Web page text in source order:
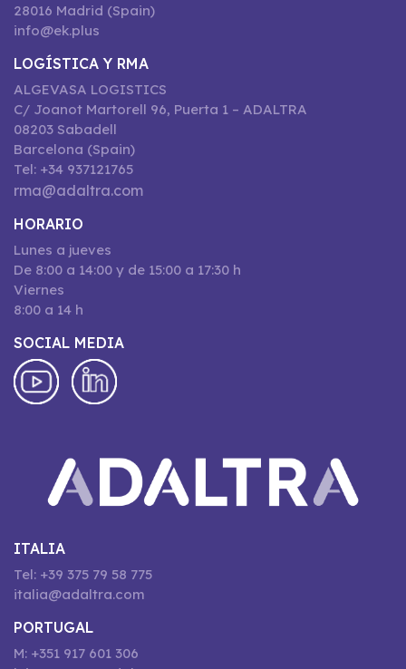
28016 Madrid (Spain)
info@ek.plus
LOGÍSTICA Y RMA
ALGEVASA LOGISTICS
C/ Joanot Martorell 96, Puerta 1 – ADALTRA
08203 Sabadell
Barcelona (Spain)
Tel: +34 937121765
rma@adaltra.com
HORARIO
Lunes a jueves
De 8:00 a 14:00 y de 15:00 a 17:30 h
Viernes
8:00 a 14 h
SOCIAL MEDIA
ITALIA
Tel: +39 375 79 58 775
italia@adaltra.com
PORTUGAL
M: +351 917 601 306